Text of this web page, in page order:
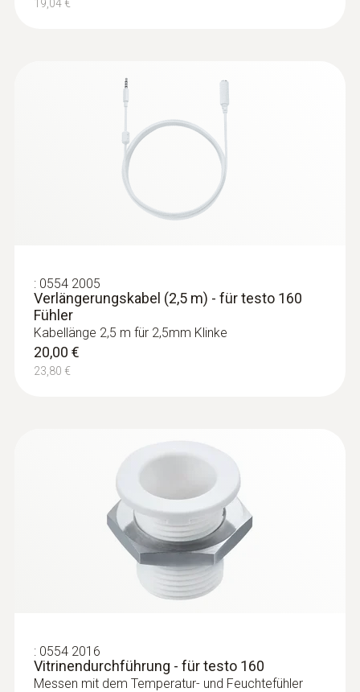
19,04 €
: 0554 2005
Verlängerungskabel (2,5 m) - für testo 160
Fühler
Kabellänge 2,5 m für 2,5mm Klinke
20,00 €
23,80 €
: 0554 2016
Vitrinendurchführung - für testo 160
Messen mit dem Temperatur- und Feuchtefühler